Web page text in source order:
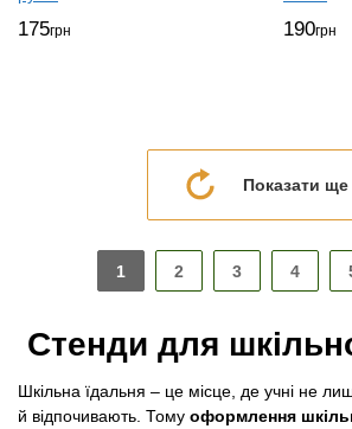
175грн 190грн
Показати ще
1 2 3 4
Стенди для
Шкільна їдальня – це місце, де учні не
й відпочивають. Тому оформлення